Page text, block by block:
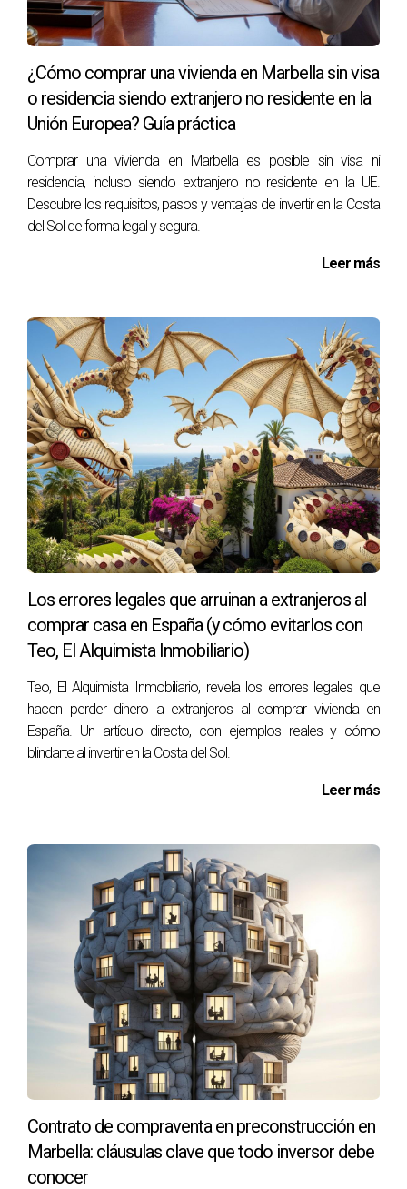
Marbella, Estepona, Benahavís y Mijas concentran la mayor
demanda de lujo e internacional.
¿Es un buen momento para comprar en 2025?
Sí, porque la demanda internacional se mantiene fuerte y la
oferta es limitada.
¿Cuál es la rentabilidad media del alquiler en la
Costa del Sol?
Entre un 6% y un 8% anual, según el tipo de propiedad y su
Inmobiliario?
Invertir ahora en propiedades bien ubicadas y de alta
demanda. Es la estrategia más segura y rentable.
Etiquetas:#CostaDelSolRentable #InvertirEnMarbella
#InversiónInmobiliariaEspaña #ComprarCasaMálaga
#TeoElAlquimistaInmobiliario
¿Cómo comprar una vivienda en Marbella sin visa
o residencia siendo extranjero no residente en la
Unión Europea? Guía práctica
Comprar una vivienda en Marbella es posible sin visa ni
residencia, incluso siendo extranjero no residente en la UE.
Descubre los requisitos, pasos y ventajas de invertir en la Costa
del Sol de forma legal y segura.
Leer más
Los errores legales que arruinan a extranjeros al
comprar casa en España (y cómo evitarlos con
Teo, El Alquimista Inmobiliario)
Teo, El Alquimista Inmobiliario, revela los errores legales que
hacen perder dinero a extranjeros al comprar vivienda en
España. Un artículo directo, con ejemplos reales y cómo
blindarte al invertir en la Costa del Sol.
Leer más
Contrato de compraventa en preconstrucción en
Marbella: cláusulas clave que todo inversor debe
conocer